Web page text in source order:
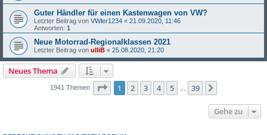
Guter Händler für einen Kastenwagen von VW?
Letzter Beitrag von VWler1234 « 21.09.2020, 11:46
Antworten: 1
Neue Motorrad-Regionalklassen 2021
Letzter Beitrag von ulliB « 25.08.2020, 21:20
Neues Thema
1941 Themen Seite 1von 39
1 2 3 4 5 39
Gehe zu